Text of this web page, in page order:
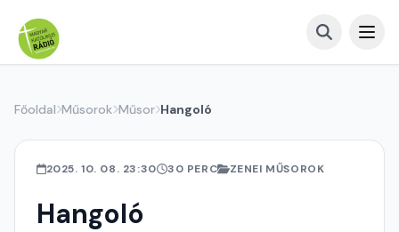
Főoldal Műsorok Műsor Hangoló
2025. 10. 08. 23:30 30 PERC ZENEI MŰSOROK
Hangoló